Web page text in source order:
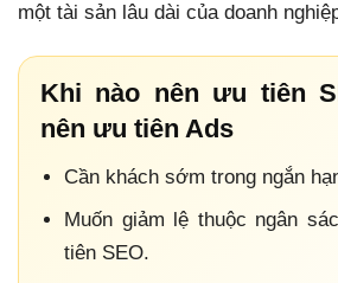
một tài sản lâu dài của doanh
Khi nào nên ưu tiên
nên ưu tiên Ads
Cần khách sớm trong ngắn
Muốn giảm lệ thuộc ngân
tiên SEO.